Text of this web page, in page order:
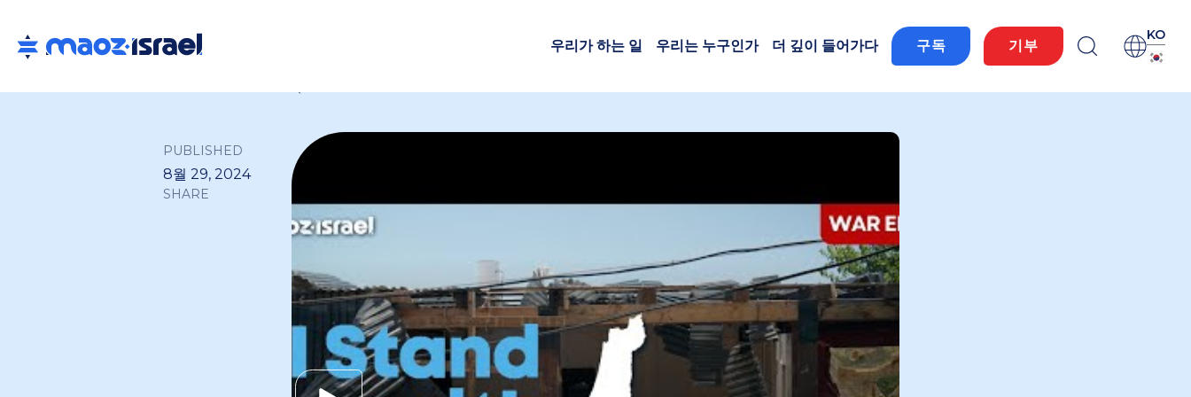
우리가 하는 일 우리는 누구인가 더 깊이 들어가다 구독 기부
KO
PUBLISHED
8월 29, 2024
SHARE